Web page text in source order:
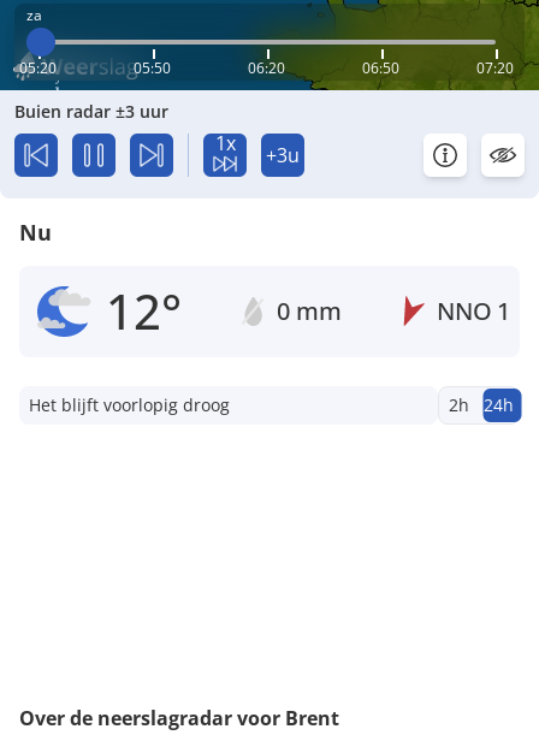
za
05:20 05:50 06:20 06:50 07:20
Buien radar ±3 uur
1x +3u
Nu
12° 0 mm NNO 1
Het blijft voorlopig droog 2h 24h
Over de neerslagradar voor Brent